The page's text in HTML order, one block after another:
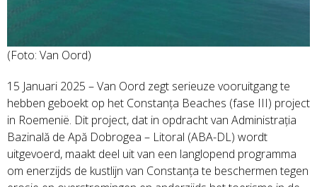
(Foto: Van Oord)
15 Januari 2025 – Van Oord zegt serieuze vooruitgang te
hebben geboekt op het Constanța Beaches (fase III) project
in Roemenië. Dit project, dat in opdracht van Administrația
Bazinală de Apă Dobrogea – Litoral (ABA-DL) wordt
uitgevoerd, maakt deel uit van een langlopend programma
om enerzijds de kustlijn van Constanța te beschermen tegen